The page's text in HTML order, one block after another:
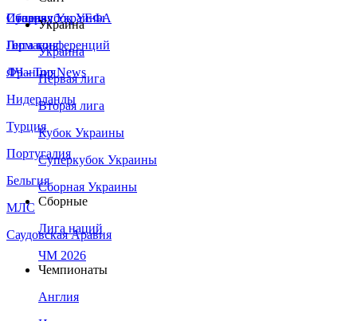
Сборная Украины
Италия
Германия
Франция
Нидерланды
Турция
Португалия
Бельгия
МЛС
Саудовская Аравия
Суперкубок УЕФА
Лига конференций
ЛЧ - Top News
Украина
Украина
Первая лига
Вторая лига
Кубок Украины
Суперкубок Украины
Сборная Украины
Сборные
Лига наций
ЧМ 2026
Чемпионаты
Англия